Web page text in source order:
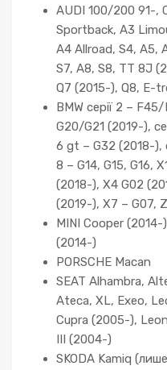
AUDI 100/200 91-,
Sportback, A3
A4 Allroad, S4, A5,
S7, A8, S8, TT 8J
Q7 (2015-), Q8, E-
BMW серії 2 –
G20/G21 (2019-),
6 gt – G32 (2018-),
8 – G14, G15, G16,
(2018-), X4 G02
(2019-), X7 – G07,
MINI Cooper
(2014-)
PORSCHE Macan
SEAT Alhambra,
Ateca, XL, Exeo,
Cupra (2005-),
III (2004-)
SKODA Kamiq